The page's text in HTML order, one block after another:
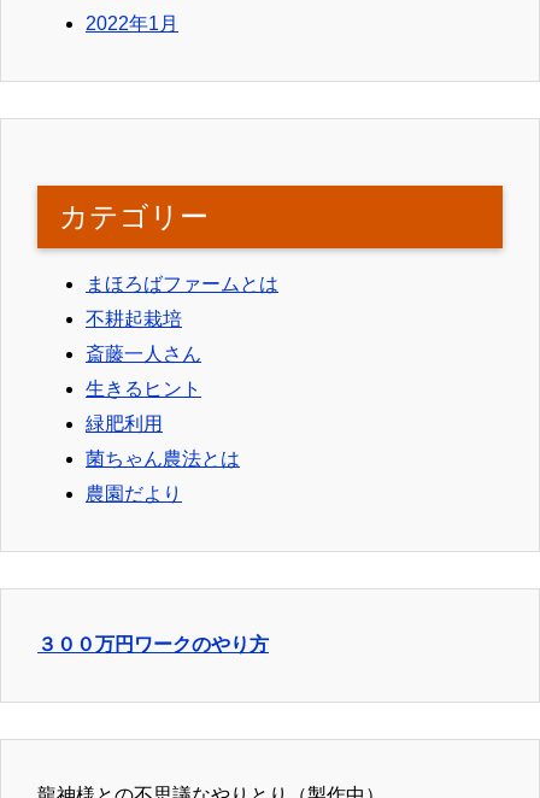
2022年1月
カテゴリー
まほろばファームとは
不耕起栽培
斎藤一人さん
生きるヒント
緑肥利用
菌ちゃん農法とは
農園だより
３００万円ワークのやり方